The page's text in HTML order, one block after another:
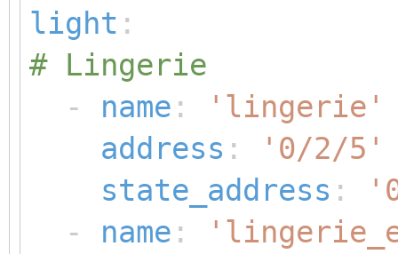
light :
# Lingerie
- name :
'lingerie'
address :
'0/2/5'
state_address :
- name :